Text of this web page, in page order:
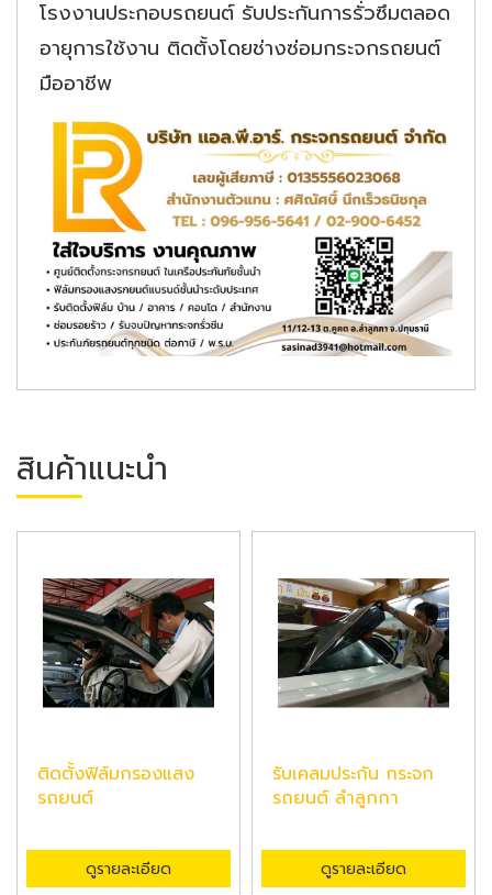
โรงงานประกอบรถยนต์ รับประกันการรั่วซึมตลอด
อายุการใช้งาน ติดตั้งโดยช่างซ่อมกระจกรถยนต์
มืออาชีพ
สินค้าแนะนำ
ติดตั้งฟิล์มกรองแสง
รถยนต์
ดูรายละเอียด
รับเคลมประกัน กระจก
รถยนต์ ลำลูกกา
ดูรายละเอียด